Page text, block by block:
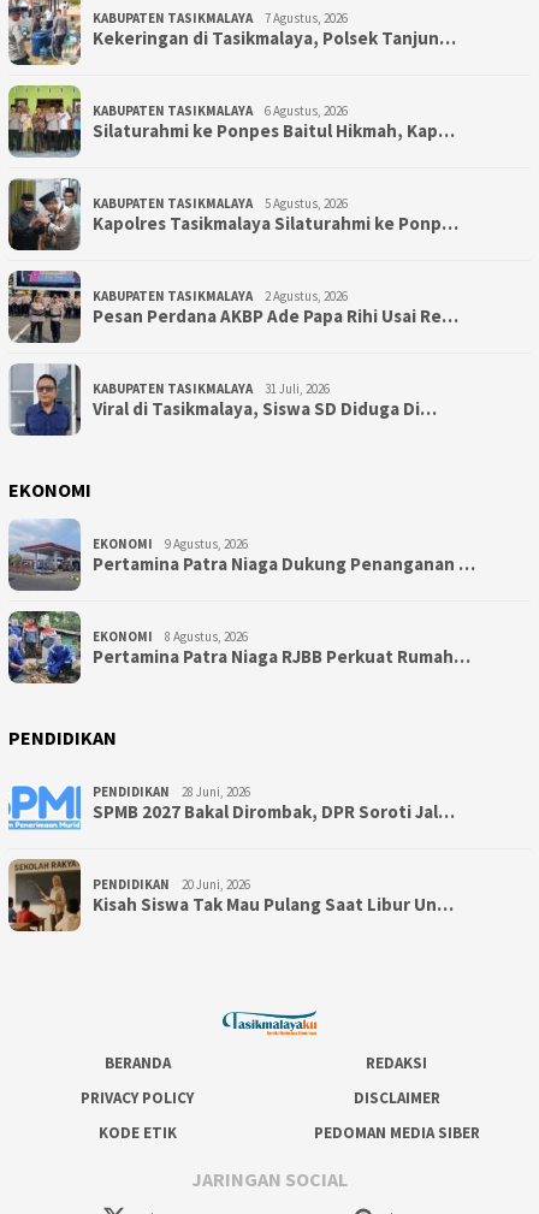
KABUPATEN TASIKMALAYA 7 Agustus, 2026
Kekeringan di Tasikmalaya, Polsek Tanjun…
KABUPATEN TASIKMALAYA 6 Agustus, 2026
Silaturahmi ke Ponpes Baitul Hikmah, Kap…
KABUPATEN TASIKMALAYA 5 Agustus, 2026
Kapolres Tasikmalaya Silaturahmi ke Ponp…
KABUPATEN TASIKMALAYA 2 Agustus, 2026
Pesan Perdana AKBP Ade Papa Rihi Usai Re…
KABUPATEN TASIKMALAYA 31 Juli, 2026
Viral di Tasikmalaya, Siswa SD Diduga Di…
EKONOMI
EKONOMI 9 Agustus, 2026
Pertamina Patra Niaga Dukung Penanganan …
EKONOMI 8 Agustus, 2026
Pertamina Patra Niaga RJBB Perkuat Rumah…
PENDIDIKAN
PENDIDIKAN 28 Juni, 2026
SPMB 2027 Bakal Dirombak, DPR Soroti Jal…
PENDIDIKAN 20 Juni, 2026
Kisah Siswa Tak Mau Pulang Saat Libur Un…
BERANDA
REDAKSI
PRIVACY POLICY
DISCLAIMER
KODE ETIK
PEDOMAN MEDIA SIBER
JARINGAN SOCIAL